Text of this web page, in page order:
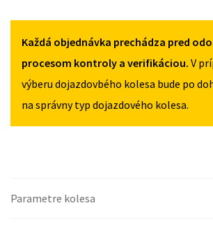
2002-
2009
125/70R19
Každá objednávka prechádza pred
procesom kontroly a verifikáciou. V
výberu dojazdovbého kolesa bude po
na správny typ dojazdového kolesa.
Parametre kolesa